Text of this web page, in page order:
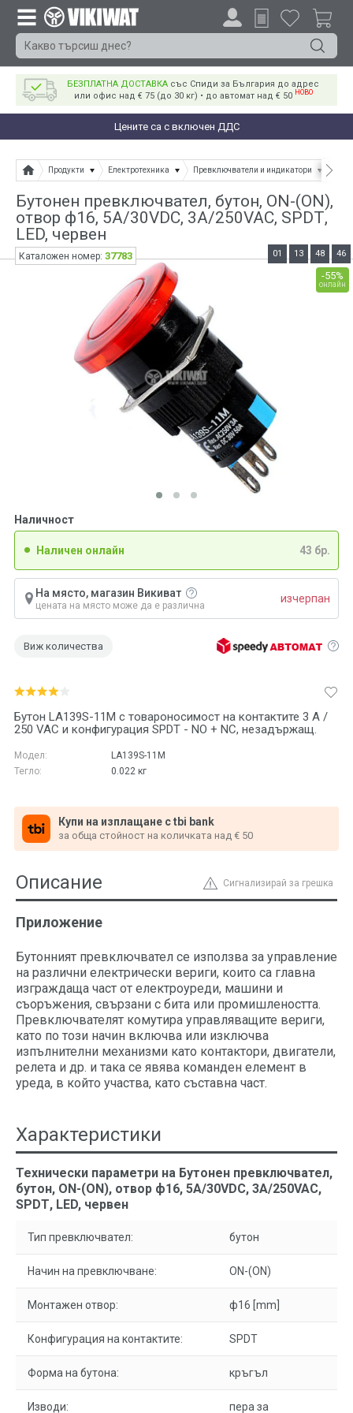
БЕЗПЛАТНА ДОСТАВКА със Спиди за България до адрес
или офис над € 75 (до 30 кг) • до автомат над € 50 НОВО
Цените са с включен ДДС
Продукти Електротехника Превключватели и индикатори
Бутонен превключвател, бутон, ON-(ON),
отвор ф16, 5A/30VDC, 3A/250VAC, SPDТ,
LED, червен
Бутон LA139S-11M с товароносимост на контактите 3 А /
250 VAC и конфигурация SPDT - NO + NC, незадържащ.
Модел:
LA139S-11M
Тегло:
0.022 кг
Купи на изплащане с tbi bank
за обща стойност на количката над € 50
Наличност
Наличен онлайн 43 бр.
На място, магазин Викиват
цената на място може да е различна
изчерпан
Виж количества
-55%
онлайн
01 13 48 46
Каталожен номер: 37783
Сигнализирай за грешка
Описание
Приложение
Бутонният превключвател се използва за управление
на различни електрически вериги, които са главна
изграждаща част от електроуреди, машини и
съоръжения, свързани с бита или промишлеността.
Превключвателят комутира управляващите вериги,
като по този начин включва или изключва
изпълнителни механизми като контактори, двигатели,
релета и др. и така се явява команден елемент в
уреда, в който участва, като съставна част.
Характеристики
Технически параметри на Бутонен превключвател,
бутон, ON-(ON), отвор ф16, 5A/30VDC, 3A/250VAC,
SPDТ, LED, червен
Тип превключвател: бутон
Начин на превключване: ON-(ON)
Монтажен отвор: ф16 [mm]
Конфигурация на контактите: SPDT
Форма на бутона: кръгъл
Изводи: пера за